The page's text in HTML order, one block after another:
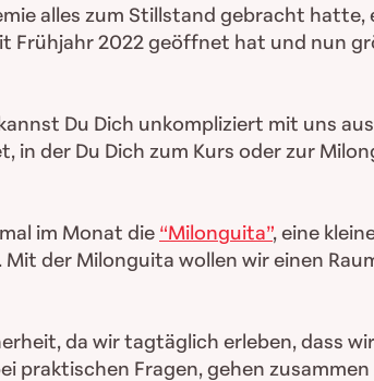
alles zum Stillstand gebracht hatte,
Frühjahr 2022 geöffnet hat und nun
Du Dich unkompliziert mit uns
in der Du Dich zum Kurs oder zur
im Monat die “Milonguita”, eine
der Milonguita wollen wir einen
da wir tagtäglich erleben, dass
praktischen Fragen, gehen